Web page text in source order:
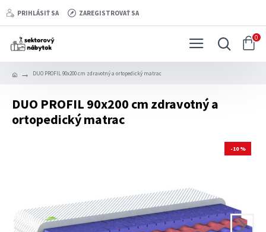
PRIHLÁSIŤ SA ZAREGISTROVAŤ SA
0
DUO PROFIL 90x200 cm zdravotný a ortopedický matrac
DUO PROFIL 90x200 cm zdravotný a
ortopedický matrac
-10 %